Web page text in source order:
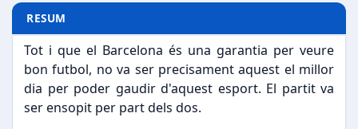
RESUM
Tot i que el Barcelona és una garantia per veure
bon futbol, no va ser precisament aquest el millor
dia per poder gaudir d'aquest esport. El partit va
ser ensopit per part dels dos.